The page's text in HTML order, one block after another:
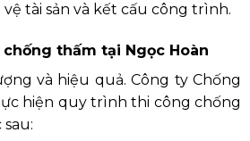
tài sản và kết cấu công trình.
thấm tại Ngọc Hoàn
và hiệu quả. Công ty Chống
hiện quy trình thi công chống